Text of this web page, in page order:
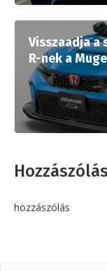
Visszaadja a
R-nek a
hozzászólás